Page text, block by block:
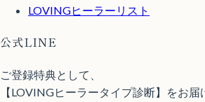
LOVINGヒーラーリスト
公式LINE
ご登録特典として、
【LOVINGヒーラータイプ診断】をお届